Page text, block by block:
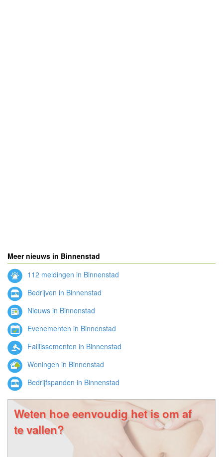
Meer nieuws in Binnenstad
112 meldingen in Binnenstad
Bedrijven in Binnenstad
Nieuws in Binnenstad
Evenementen in Binnenstad
Faillissementen in Binnenstad
Woningen in Binnenstad
Bedrijfspanden in Binnenstad
Weten hoe eenvoudig het is om af
te vallen?